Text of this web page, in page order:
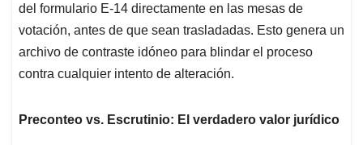
del formulario E-14 directamente en las mesas de
votación, antes de que sean trasladadas. Esto genera un
archivo de contraste idóneo para blindar el proceso
contra cualquier intento de alteración.
Preconteo vs. Escrutinio: El verdadero valor jurídico